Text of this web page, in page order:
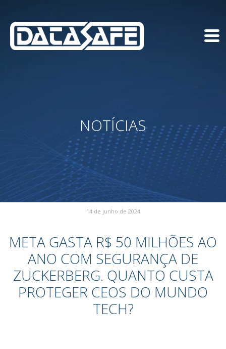
NOTÍCIAS
14 de junho de 2024
META GASTA R$ 50 MILHÕES AO
ANO COM SEGURANÇA DE
ZUCKERBERG. QUANTO CUSTA
PROTEGER CEOS DO MUNDO
TECH?